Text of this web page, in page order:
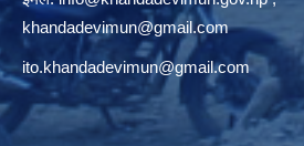
khandadevimun@gmail.com
ito.khandadevimun@gmail.com